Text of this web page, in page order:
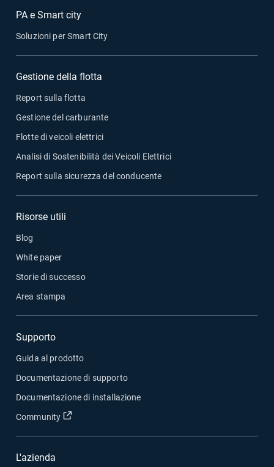
PA e Smart city
Soluzioni per Smart City
Gestione della flotta
Report sulla flotta
Gestione del carburante
Flotte di veicoli elettrici
Analisi di Sostenibilità dei Veicoli Elettrici
Report sulla sicurezza del conducente
Risorse utili
Blog
White paper
Storie di successo
Area stampa
Supporto
Guida al prodotto
Documentazione di supporto
Documentazione di installazione
Community
Apri in una nuova finestra
L'azienda